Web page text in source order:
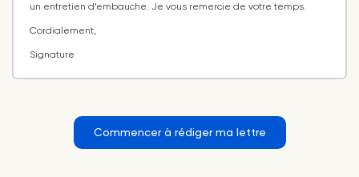
un entretien d’embauche. Je vous remercie de votre temps.
Cordialement,
Signature
Commencer à rédiger ma lettre